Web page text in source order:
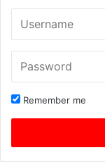
Remember me